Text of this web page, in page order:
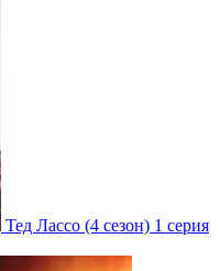
Тед Лассо (4 сезон) 1 серия